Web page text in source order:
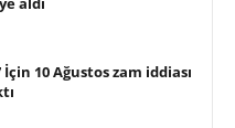
10 Ağustos zam iddiası